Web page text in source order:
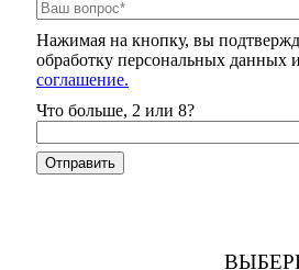
Нажимая на кнопку, вы
обработку персональных данных
соглашение.
Что больше, 2 или 8?